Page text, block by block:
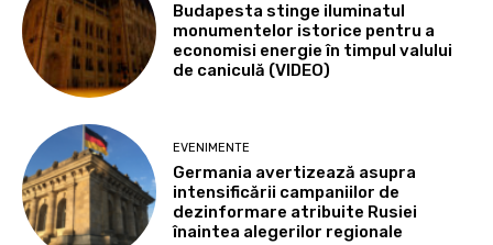
Budapesta stinge iluminatul
monumentelor istorice pentru a
economisi energie în timpul valului
de caniculă (VIDEO)
EVENIMENTE
Germania avertizează asupra
intensificării campaniilor de
dezinformare atribuite Rusiei
înaintea alegerilor regionale